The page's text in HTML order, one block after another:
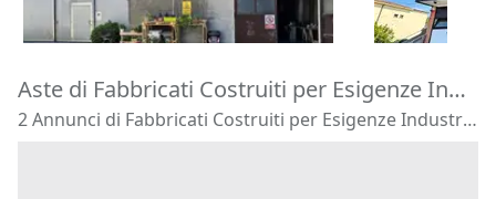
14/09/2026 29/09/2026
Aste di Fabbricati Costruiti per Esigenze Industriali Rubano
2 Annunci di Fabbricati Costruiti per Esigenze Industriali - Rubano